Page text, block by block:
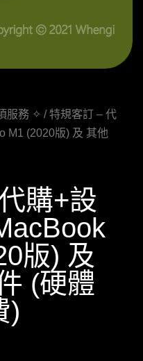
服務 ✧ / 特規客訂 – 代
M1 (2020版) 及 其他
購+設
版) 及
(硬體
)